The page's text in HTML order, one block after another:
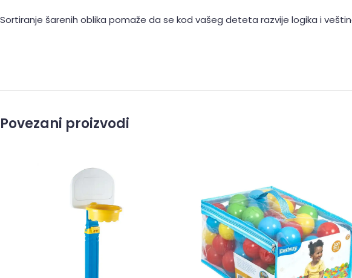
Sortiranje šarenih oblika pomaže da se kod vašeg deteta razvije logika i
Povezani proizvodi